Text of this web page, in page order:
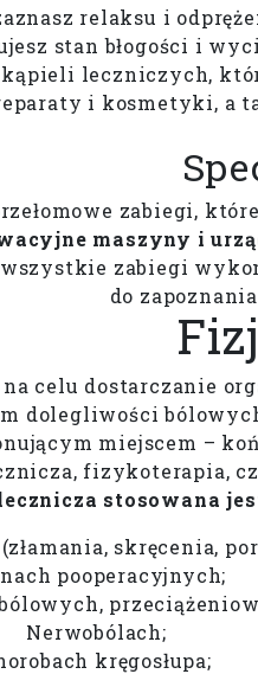
relaksu i
stan błogości i
kąpieli leczniczych,
i kosmetyki, a
zabiegi,
maszyny i
zabiegi
do
na celu dostarczanie
dolegliwości
miejscem –
fizykoterapia,
stosowana
skręcenia,
pooperacyjnych;
bólowych,
Nerwobólach;
kręgosłupa;